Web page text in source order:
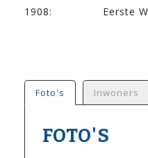
1908:
Eerste
Foto's Inwoners
FOTO'S